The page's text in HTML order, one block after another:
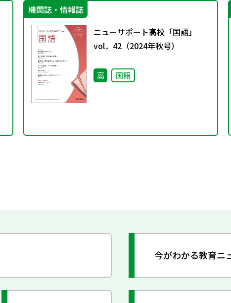
機関誌・情報誌
ニューサポート高校「国語」
vol．42（2024年秋号）
高 国語
今がわかる教育ニ